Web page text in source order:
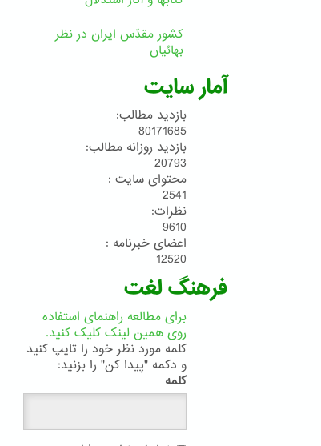
کشور مقدّس ایران در نظر
بهائیان
آمار سایت
بازدید مطالب:
80171685
بازدید روزانه مطالب:
20793
محتوای سایت :
2541
نظرات:
9610
اعضای خبرنامه :
12520
فرهنگ لغت
برای مطالعه راهنمای استفاده
روی همین لینک کلیک کنید.
کلمه مورد نظر خود را تایپ کنید
و دکمه "پیدا کن" را بزنید:
کلمه